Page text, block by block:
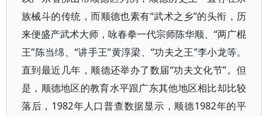
族械斗的传统，而顺德也素有“武术之乡”的头衔，历
来便盛产武术大师，咏春拳一代宗师陈华顺、“两广棍
王”陈当绵、“讲手王”黄淳梁、“功夫之王”李小龙等。
直到最近几年，顺德还举办了数届“功夫文化节”。但
是，顺德地区的教育水平跟广东其他地区相比却比较
落后，1982年人口普查数据显示，顺德1982年的平